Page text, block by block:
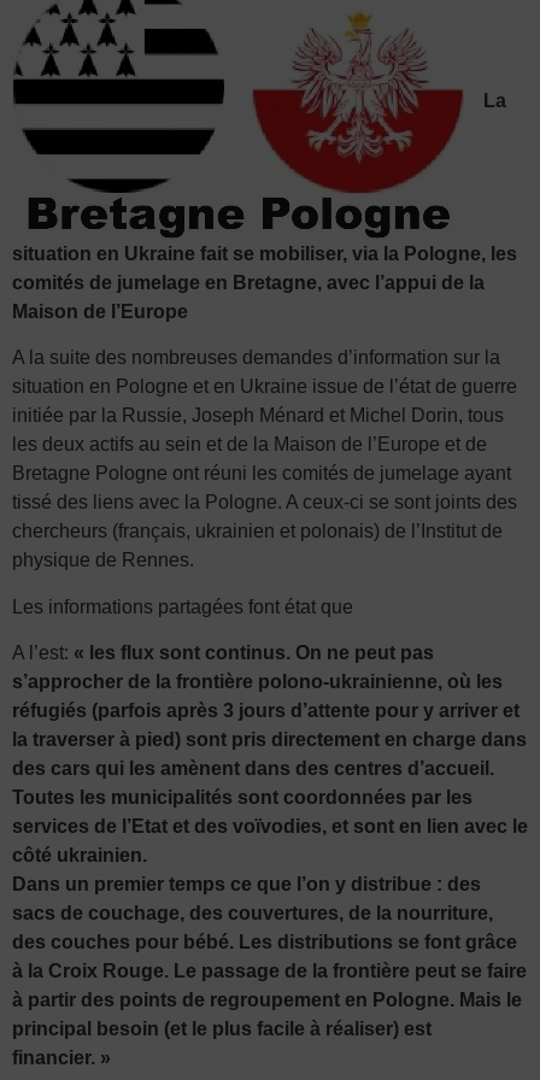
La
situation en Ukraine fait se mobiliser, via la Pologne, les
comités de jumelage en Bretagne, avec l’appui de la
Maison de l’Europe
A la suite des nombreuses demandes d’information sur la
situation en Pologne et en Ukraine issue de l’état de guerre
initiée par la Russie, Joseph Ménard et Michel Dorin, tous
les deux actifs au sein et de la Maison de l’Europe et de
Bretagne Pologne ont réuni les comités de jumelage ayant
tissé des liens avec la Pologne. A ceux-ci se sont joints des
chercheurs (français, ukrainien et polonais) de l’Institut de
physique de Rennes.
Les informations partagées font état que
A l’est: « les flux sont continus. On ne peut pas
s’approcher de la frontière polono-ukrainienne, où les
réfugiés (parfois après 3 jours d’attente pour y arriver et
la traverser à pied) sont pris directement en charge dans
des cars qui les amènent dans des centres d’accueil.
Toutes les municipalités sont coordonnées par les
services de l’Etat et des voïvodies, et sont en lien avec le
côté ukrainien.
Dans un premier temps ce que l’on y distribue : des
sacs de couchage, des couvertures, de la nourriture,
des couches pour bébé. Les distributions se font grâce
à la Croix Rouge. Le passage de la frontière peut se faire
à partir des points de regroupement en Pologne. Mais le
principal besoin (et le plus facile à réaliser) est
financier. »